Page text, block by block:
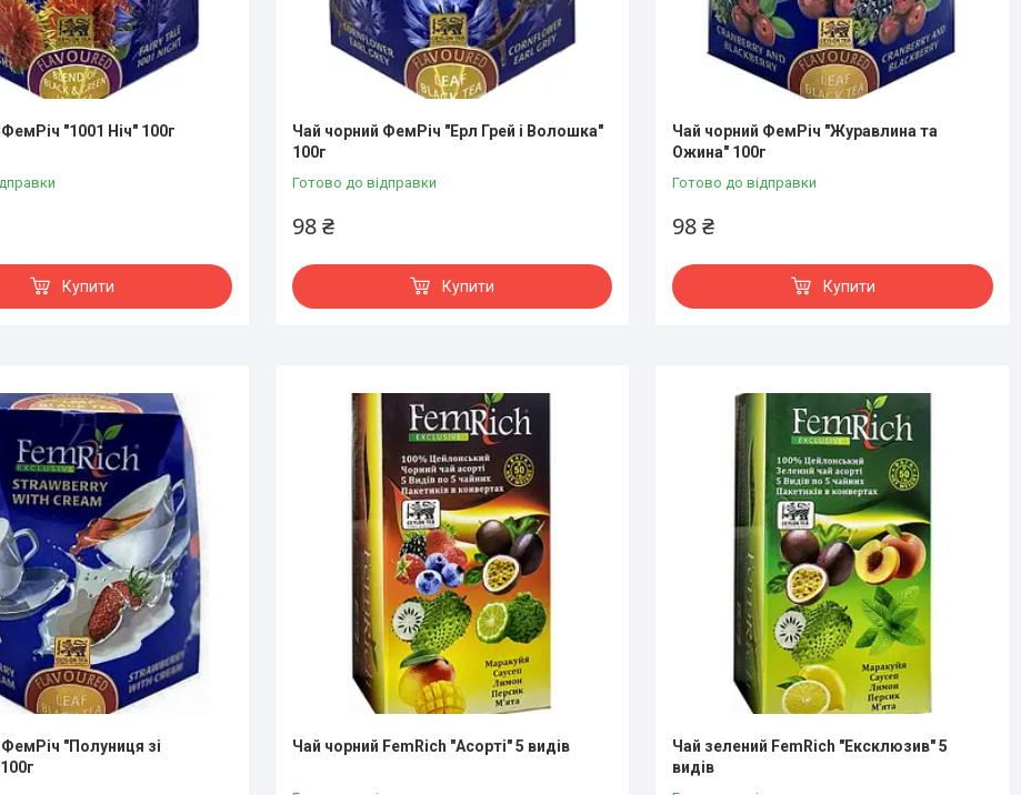
"1001 Ніч" 100г
Купити
Чай чорний ФемРіч "Ерл Грей і Волошка"
100г
Готово до відправки
98 ₴
Купити
Чай чорний ФемРіч "Журавлина та
Ожина" 100г
Готово до відправки
98 ₴
Купити
"Полуниця зі
Чай чорний FemRich "Асорті" 5 видів
Чай зелений FemRich "Ексклюзив" 5
видів